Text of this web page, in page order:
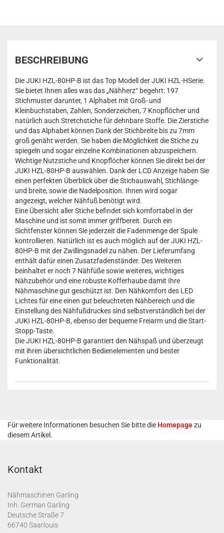
BESCHREIBUNG
Die JUKI HZL-80HP-B ist das Top Modell der JUKI HZL-HSerie.
Sie bietet Ihnen alles was das „Nähherz“ begehrt: 197
Stichmuster darunter, 1 Alphabet mit Groß- und
Kleinbuchstaben, Zahlen, Sonderzeichen, 7 Knopflöcher und
natürlich auch Stretchstiche für dehnbare Stoffe. Die Zierstiche
und das Alphabet können Dank der Stichbreite bis zu 7mm
groß genäht werden. Sie haben die Möglichkeit die Stiche zu
spiegeln und sogar einzelne Kombinationen abzuspeichern.
Wichtige Nutzstiche und Knopflöcher können Sie direkt bei der
JUKI HZL-80HP-B auswählen. Dank der LCD Anzeige haben Sie
einen perfekten Überblick über die Stichauswahl, Stichlänge-
und breite, sowie die Nadelposition. Ihnen wird sogar
angezeigt, welcher Nähfuß benötigt wird.
Eine Übersicht aller Stiche befindet sich komfortabel in der
Maschine und ist somit immer griffbereit. Durch ein
Sichtfenster können Sie jederzeit die Fadenmenge der Spule
kontrollieren. Natürlich ist es auch möglich auf der JUKI HZL-
80HP-B mit der Zwillingsnadel zu nähen. Der Lieferumfang
enthält dafür einen Zusatzfadenständer. Des Weiteren
beinhaltet er noch 7 Nähfüße sowie weiteres, wichtiges
Nähzubehör und eine robuste Kofferhaube damit Ihre
Nähmaschine gut geschützt ist. Den Nähkomfort des LED
Lichtes für eine einen gut beleuchteten Nähbereich und die
Einstellung des Nähfußdruckes sind selbstverständlich bei der
JUKI HZL-80HP-B, ebenso der bequeme Freiarm und die Start-
Stopp-Taste.
Die JUKI HZL-80HP-B garantiert den Nähspaß und überzeugt
mit ihren übersichtlichen Bedienelementen und bester
Funktionalität.
Für weitere Informationen besuchen Sie bitte dieHomepagezu
diesem Artikel.
Kontakt
Nähmaschinen Garling
Inh. German Garling
Deutsche Straße 7
66740 Saarlouis